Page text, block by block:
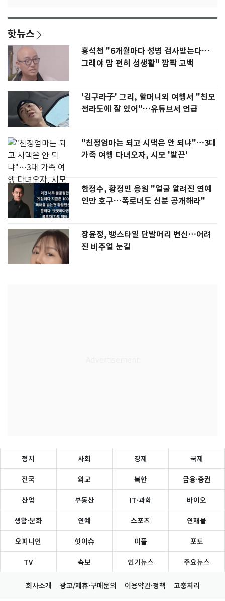
핫뉴스
홍석천 "6개월마다 성병 검사받는다…
그래야 맘 편히 성생활" 깜짝 고백
'김구라子' 그리, 할머니외 여행서 "친모
전라도에 잘 있어"…유튜브서 언급
"친정엄마는 되고 시댁은 안 되냐"…3대
가족 여행 다녀오자, 시모 '발끈'
한정수, 황정민 응원 "얼굴 알려진 연예
인만 호구…폭로녀도 신분 공개해라"
장윤정, 뱅스타일 단발머리 변신…어려
진 비주얼 눈길
정치 사회 경제 국제
전국 외교 북한 금융·증권
산업 부동산 IT·과학 바이오
생활·문화 연예 스포츠 연재물
오피니언 핫이슈 피플 포토
TV 속보 인기뉴스 주요뉴스
회사소개 광고/제휴·구매문의 이용약관·정책 고충처리